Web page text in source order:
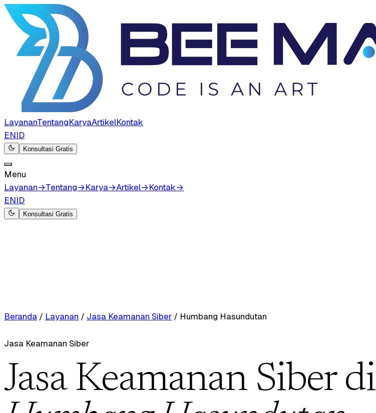
LayananTentangKaryaArtikelKontak
ENID
Konsultasi Gratis
Menu
Layanan→Tentang→Karya→Artikel→Kontak→
ENID
Konsultasi Gratis
Beranda / Layanan / Jasa Keamanan Siber / Humbang Hasundutan
Jasa Keamanan Siber
Jasa Keamanan Siber di